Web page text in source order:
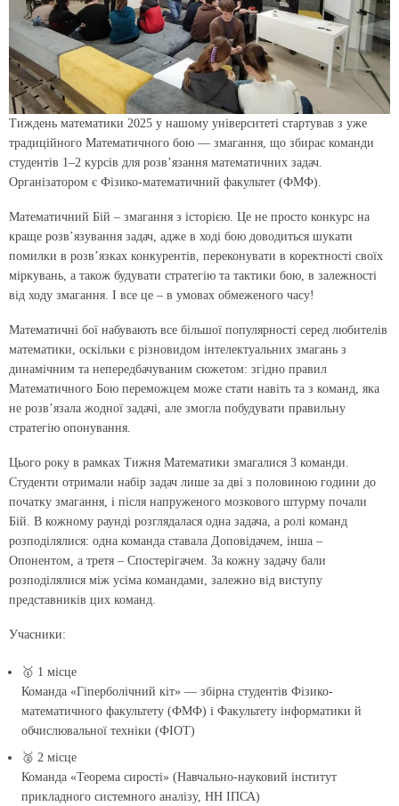
Тиждень математики 2025 у нашому університеті стартував з уже
традиційного Математичного бою — змагання, що збирає команди
студентів 1–2 курсів для розв’язання математичних задач.
Організатором є Фізико-математичний факультет (ФМФ).
Математичний Бій – змагання з історією. Це не просто конкурс на
краще розвʼязування задач, адже в ході бою доводиться шукати
помилки в розвʼязках конкурентів, переконувати в коректності своїх
міркувань, а також будувати стратегію та тактики бою, в залежності
від ходу змагання. І все це – в умовах обмеженого часу!
Математичні бої набувають все більшої популярності серед любителів
математики, оскільки є різновидом інтелектуальних змагань з
динамічним та непередбачуваним сюжетом: згідно правил
Математичного Бою переможцем може стати навіть та з команд, яка
не розвʼязала жодної задачі, але змогла побудувати правильну
стратегію опонування.
Цього року в рамках Тижня Математики змагалися 3 команди.
Студенти отримали набір задач лише за дві з половиною години до
початку змагання, і після напруженого мозкового штурму почали
Бій. В кожному раунді розглядалася одна задача, а ролі команд
розподілялися: одна команда ставала Доповідачем, інша –
Опонентом, а третя – Спостерігачем. За кожну задачу бали
розподілялися між усіма командами, залежно від виступу
представників цих команд.
Учасники:
🥇 1 місце
Команда «Гіперболічний кіт» — збірна студентів Фізико-
математичного факультету (ФМФ) і Факультету інформатики й
обчислювальної техніки (ФІОТ)
🥈 2 місце
Команда «Теорема сирості» (Навчально-науковий інститут
прикладного системного аналізу, НН ІПСА)